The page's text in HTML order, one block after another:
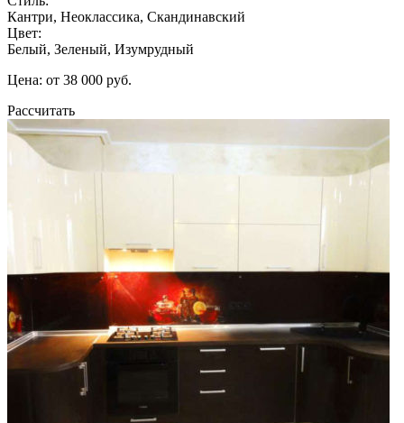
Кантри, Неоклассика, Скандинавский
Цвет:
Белый, Зеленый, Изумрудный
Цена: от 38 000 руб.
Рассчитать